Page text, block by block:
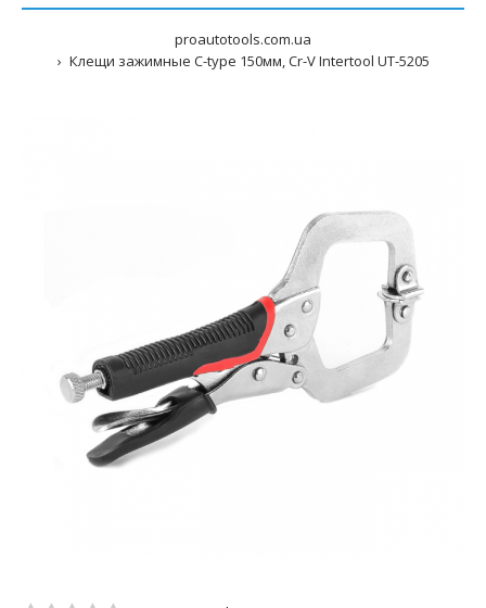
proautotools.com.ua
Клещи зажимные C-type 150мм, Cr-V Intertool UT-5205